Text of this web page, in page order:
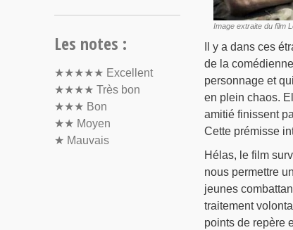
Image extraite du film
Il y a dans ces
de la
personnage et
en plein chaos.
amitié finissent
Cette prémisse
Hélas, le film
nous permettre
jeunes
traitement
points de repère
Les notes :
★★★★★ Excellent
★★★★ Très bon
★★★ Bon
★★ Moyen
★ Mauvais